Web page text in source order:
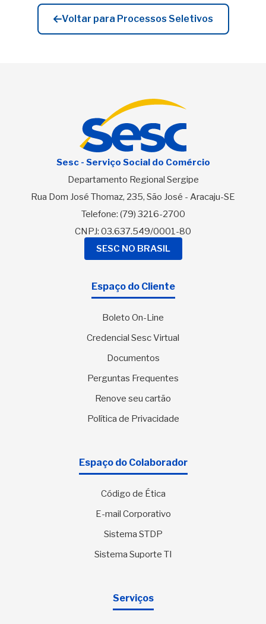
Voltar para Processos Seletivos
Sesc - Serviço Social do Comércio
Departamento Regional Sergipe
Rua Dom José Thomaz, 235, São José - Aracaju-SE
Telefone: (79) 3216-2700
CNPJ: 03.637.549/0001-80
SESC NO BRASIL
Espaço do Cliente
Boleto On-Line
Credencial Sesc Virtual
Documentos
Perguntas Frequentes
Renove seu cartão
Política de Privacidade
Espaço do Colaborador
Código de Ética
E-mail Corporativo
Sistema STDP
Sistema Suporte TI
Serviços